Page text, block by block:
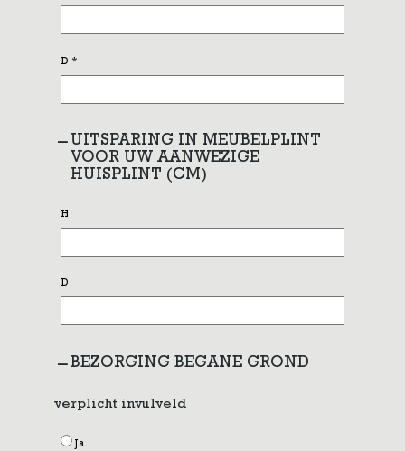
D *
UITSPARING IN MEUBELPLINT
VOOR UW AANWEZIGE
HUISPLINT (CM)
H
D
BEZORGING BEGANE GROND
verplicht invulveld
Ja